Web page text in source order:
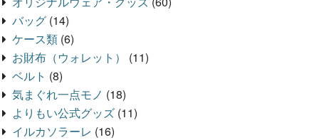
バッグ (14)
ケース類 (6)
お財布（ウォレット）
(11)
ベルト (8)
気まぐれ一点モノ (18)
よりもい公式グッズ (11)
イルカソラーレ (16)